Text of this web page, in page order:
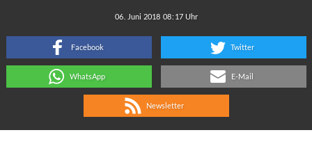
:
Facebook Twitter
WhatsApp E-Mail
Newsletter